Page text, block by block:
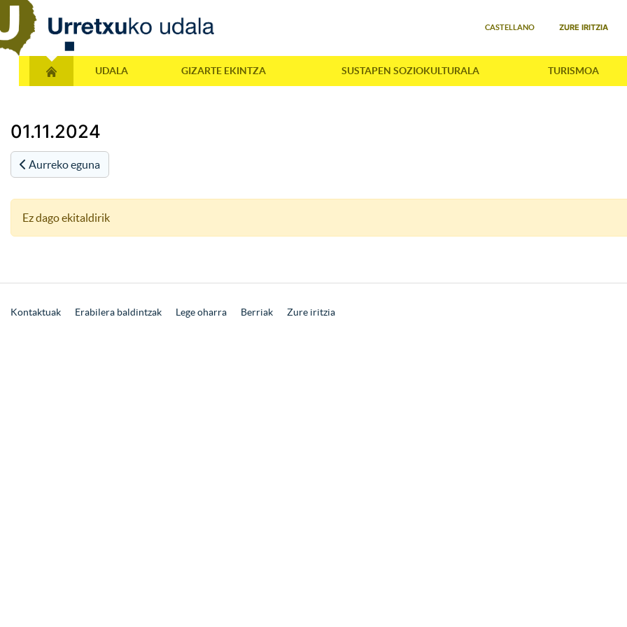
CASTELLANO ZURE IRITZIA
UDALA GIZARTE EKINTZA SUSTAPEN SOZIOKULTURALA TURISMOA
01.11.2024
Aurreko eguna
Ez dago ekitaldirik
Kontaktuak Erabilera baldintzak Lege oharra Berriak Zure iritzia